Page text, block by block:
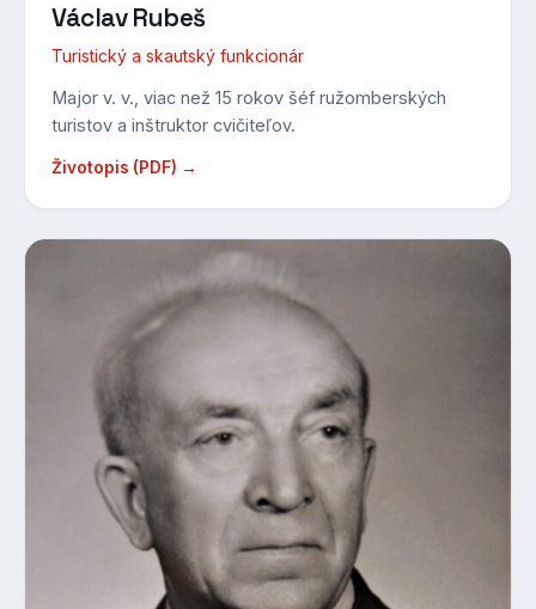
Václav Rubeš
Turistický a skautský funkcionár
Major v. v., viac než 15 rokov šéf ružomberských
turistov a inštruktor cvičiteľov.
Životopis (PDF) →